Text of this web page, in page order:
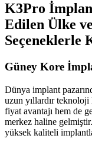
K3Pro
Edilen Ülke
Seçeneklerle
Güney Kore
Dünya implant
uzun yıllardır
fiyat avantajı hem de
merkez haline
yüksek kaliteli